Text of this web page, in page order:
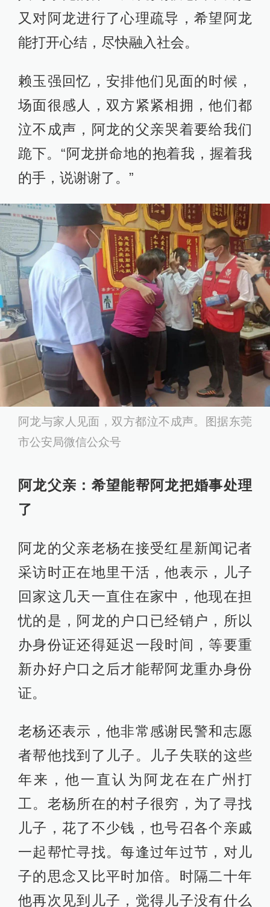
又对阿龙进行了心理疏导，希望阿龙
能打开心结，尽快融入社会。
赖玉强回忆，安排他们见面的时候，
场面很感人，双方紧紧相拥，他们都
泣不成声，阿龙的父亲哭着要给我们
跪下。“阿龙拼命地的抱着我，握着我
的手，说谢谢了。”
阿龙与家人见面，双方都泣不成声。图据东莞
市公安局微信公众号
阿龙父亲：希望能帮阿龙把婚事处理
了
阿龙的父亲老杨在接受红星新闻记者
采访时正在地里干活，他表示，儿子
回家这几天一直住在家中，他现在担
忧的是，阿龙的户口已经销户，所以
办身份证还得延迟一段时间，等要重
新办好户口之后才能帮阿龙重办身份
证。
老杨还表示，他非常感谢民警和志愿
者帮他找到了儿子。儿子失联的这些
年来，他一直认为阿龙在在广州打
工。老杨所在的村子很穷，为了寻找
儿子，花了不少钱，也号召各个亲戚
一起帮忙寻找。每逢过年过节，对儿
子的思念又比平时加倍。时隔二十年
他再次见到儿子，觉得儿子没有什么